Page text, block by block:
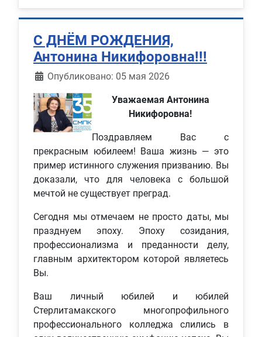
С ДНЁМ РОЖДЕНИЯ,
Антонина Никифоровна!!!
Информация о материале
Опубликовано: 05 мая 2026
Уважаемая Антонина
Никифоровна!
Поздравляем Вас с
прекрасным юбилеем! Ваша жизнь — это
пример истинного служения призванию. Вы
доказали, что для человека с большой
мечтой не существует преград.
Сегодня мы отмечаем не просто даты, мы
празднуем эпоху. Эпоху созидания,
профессионализма и преданности делу,
главным архитектором которой являетесь
Вы.
Ваш личный юбилей и юбилей
Стерлитамакского многопрофильного
профессионального колледжа слились в